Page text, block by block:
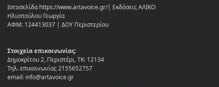
Ιστοσελίδα https://www.artavoice.gr/| Εκδόσεις ΑΛΙΚΟ
Ηλιοπούλου Γεωργία
ΑΦΜ: 124413037 | ΔΟΥ Περιστερίου
Στοιχεία επικοινωνίας:
Δημοκρίτου 2, Περιστέρι, ΤΚ: 12134
Τηλ. επικοινωνίας 2155652757
email: info@artavoice.gr